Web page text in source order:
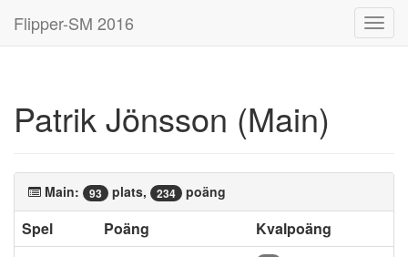
Flipper-SM 2016
Patrik Jönsson (Main)
Main: 93 plats, 234 poäng
Spel Poäng
Kvalpoäng